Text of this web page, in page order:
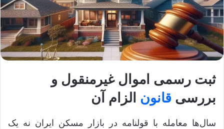
ثبت رسمی اموال غیرمنقول و
بررسی قانون الزام آن
سال‌ها معامله با قولنامه در بازار مسکن ایران نه یک